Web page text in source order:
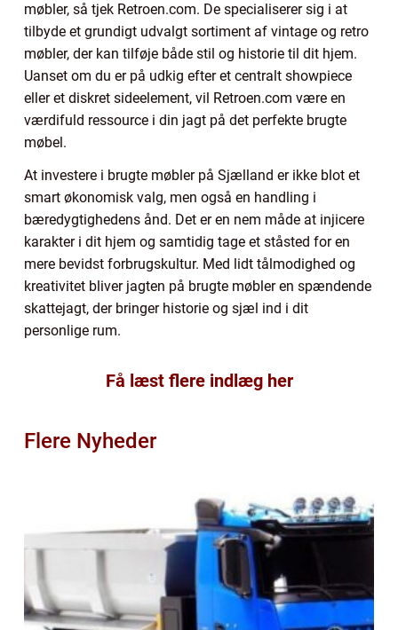
møbler, så tjek Retroen.com. De specialiserer sig i at
tilbyde et grundigt udvalgt sortiment af vintage og retro
møbler, der kan tilføje både stil og historie til dit hjem.
Uanset om du er på udkig efter et centralt showpiece
eller et diskret sideelement, vil Retroen.com være en
værdifuld ressource i din jagt på det perfekte brugte
møbel.
At investere i brugte møbler på Sjælland er ikke blot et
smart økonomisk valg, men også en handling i
bæredygtighedens ånd. Det er en nem måde at injicere
karakter i dit hjem og samtidig tage et ståsted for en
mere bevidst forbrugskultur. Med lidt tålmodighed og
kreativitet bliver jagten på brugte møbler en spændende
skattejagt, der bringer historie og sjæl ind i dit
personlige rum.
Få læst flere indlæg her
Flere Nyheder